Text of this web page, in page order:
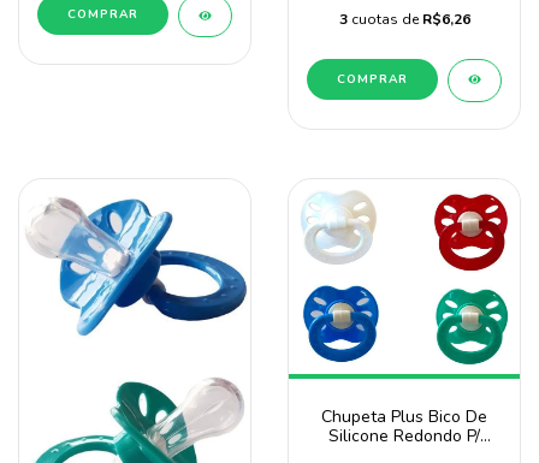
COMPRAR 3 cuotas deR$6,26
COMPRAR
Chupeta Plus Bico De
Silicone Redondo P/